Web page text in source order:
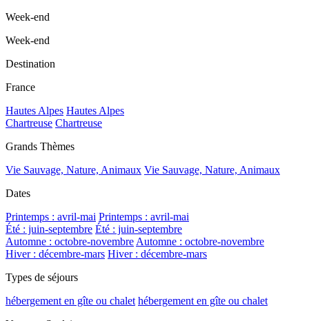
Week-end
Week-end
Destination
France
Hautes Alpes Hautes Alpes
Chartreuse Chartreuse
Grands Thèmes
Vie Sauvage, Nature, Animaux Vie Sauvage, Nature, Animaux
Dates
Printemps : avril-mai Printemps : avril-mai
Été : juin-septembre Été : juin-septembre
Automne : octobre-novembre Automne : octobre-novembre
Hiver : décembre-mars Hiver : décembre-mars
Types de séjours
hébergement en gîte ou chalet hébergement en gîte ou chalet